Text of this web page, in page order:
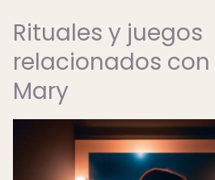
Rituales y juegos
relacionados con
Mary